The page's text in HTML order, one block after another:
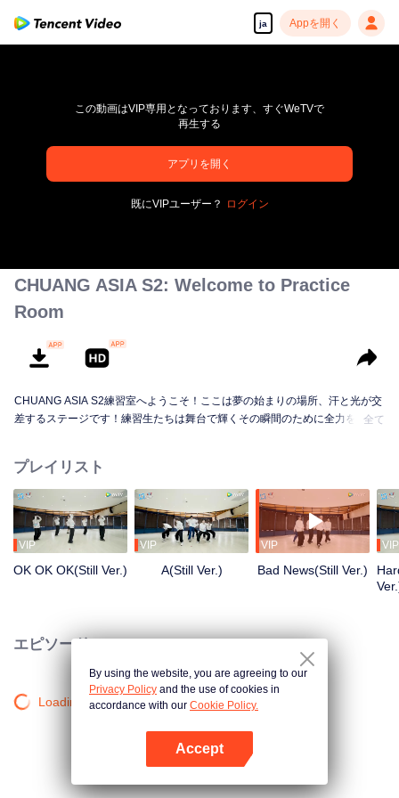
ja Appを開く
高解像度の映像•スピーディな再生へ
この動画はVIP専用となっております、すぐWeTVで
再生する
アプリを開く
既にVIPユーザー？ ログイン
CHUANG ASIA S2: Welcome to Practice
Room
CHUANG ASIA S2練習室へようこそ！ここは夢の始まりの場所、汗と光が交
差するステージです！練習生たちは舞台で輝くその瞬間のために全力を尽く
全て
プレイリスト
VIP
OK OK OK(Still Ver.)
VIP
A(Still Ver.)
VIP
Bad News(Still Ver.)
VIP
エピソード
Loading…
By using the website, you are agreeing to our
Privacy Policy and the use of cookies in
accordance with our Cookie Policy.
Accept